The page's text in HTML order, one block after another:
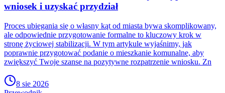
wniosek i uzyskać przydział
Proces ubiegania się o własny kąt od miasta bywa skomplikowany,
ale odpowiednie przygotowanie formalne to kluczowy krok w
stronę życiowej stabilizacji. W tym artykule wyjaśnimy, jak
poprawnie przygotować podanie o mieszkanie komunalne, aby
zwiększyć Twoje szanse na pozytywne rozpatrzenie wniosku. Zn
8 sie 2026